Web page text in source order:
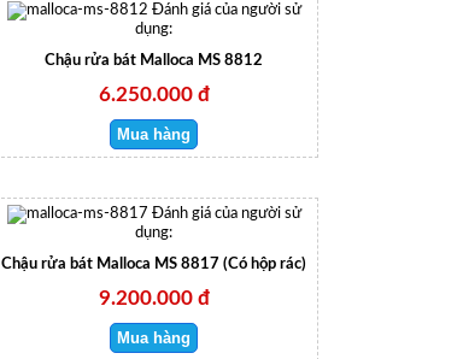
Đánh giá của người sử
dụng:
Chậu rửa bát Malloca MS 8812
6.250.000 đ
Đánh giá của người sử
dụng:
Chậu rửa bát Malloca MS 8817 (Có hộp rác)
9.200.000 đ